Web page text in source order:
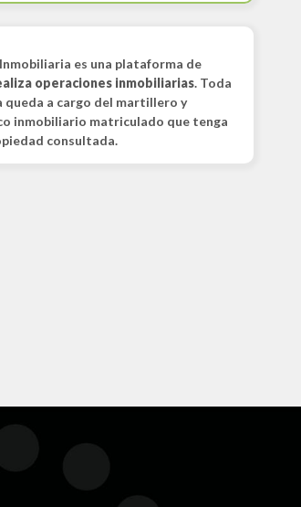
es una plataforma de
operaciones inmobiliarias. Toda
queda a cargo del martillero y
inmobiliario matriculado que tenga
consultada.